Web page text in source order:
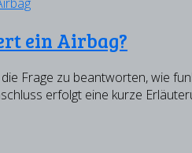
ein Airbag?
Frage zu beantworten, wie
erfolgt eine kurze